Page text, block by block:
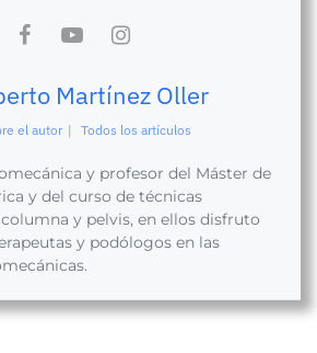
Martínez Oller
el autor | Todos los artículos
y profesor del Máster de
y del curso de técnicas
y pelvis, en ellos disfruto
y podólogos en las